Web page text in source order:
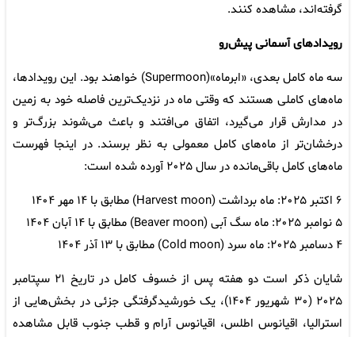
گرفته‌اند، مشاهده کنند.
رویدادهای آسمانی پیش‌رو
سه ماه کامل بعدی، «ابرماه»(Supermoon) خواهند بود. این رویدادها،
ماه‌های کاملی هستند که وقتی ماه در نزدیک‌ترین فاصله خود به زمین
در مدارش قرار می‌گیرد، اتفاق می‌افتند و باعث می‌شوند بزرگ‌تر و
درخشان‌تر از ماه‌های کامل معمولی به نظر برسند. در اینجا فهرست
ماه‌های کامل باقی‌مانده در سال ۲۰۲۵ آورده شده است:
۶ اکتبر ۲۰۲۵: ماه برداشت (Harvest moon) مطابق با ۱۴ مهر ۱۴۰۴
۵ نوامبر ۲۰۲۵: ماه سگ آبی (Beaver moon) مطابق با ۱۴ آبان ۱۴۰۴
۴ دسامبر ۲۰۲۵: ماه سرد (Cold moon) مطابق با ۱۳ آذر ۱۴۰۴
شایان ذکر است دو هفته پس از خسوف کامل در تاریخ ۲۱ سپتامبر
۲۰۲۵ (۳۰ شهریور ۱۴۰۴)، یک خورشیدگرفتگی جزئی در بخش‌هایی از
استرالیا، اقیانوس اطلس، اقیانوس آرام و قطب جنوب قابل مشاهده